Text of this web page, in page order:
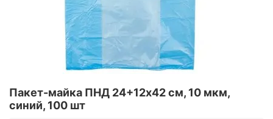
Пакет-майка ПНД 24+12х42 см, 10 мкм,
синий, 100 шт